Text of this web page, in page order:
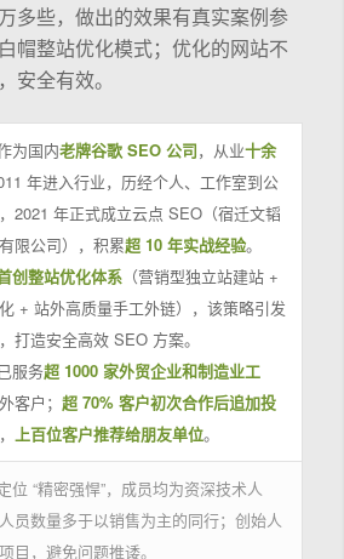
多些，做出的效果有真实案例参
帽整站优化模式；优化的网站不
安全有效。
为国内老牌谷歌 SEO 公司，从业十余
年进入行业，历经个人、工作室到公
2021 年正式成立云点 SEO（宿迁文韬
限公司），积累超 10 年实战经验。
创整站优化体系（营销型独立站建站 +
+ 站外高质量手工外链），该策略引发
打造安全高效 SEO 方案。
服务超 1000 家外贸企业和制造业工
客户； 超 70% 客户初次合作后追加投
， 上百位客户推荐给朋友单位。
位 “精密强悍”，成员均为资深技术人
员数量多于以销售为主的同行；创始人
目，避免问题推诿。